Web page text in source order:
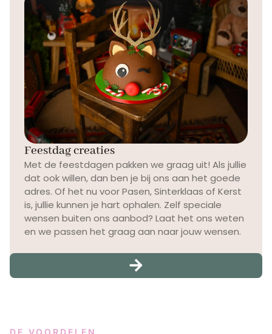
Feestdag creaties
Met de feestdagen pakken we graag uit! Als jullie
dat ook willen, dan ben je bij ons aan het goede
adres. Of het nu voor Pasen, Sinterklaas of Kerst
is, jullie kunnen je hart ophalen. Zelf speciale
wensen buiten ons aanbod? Laat het ons weten
en we passen het graag aan naar jouw wensen.
DE VOORDELEN